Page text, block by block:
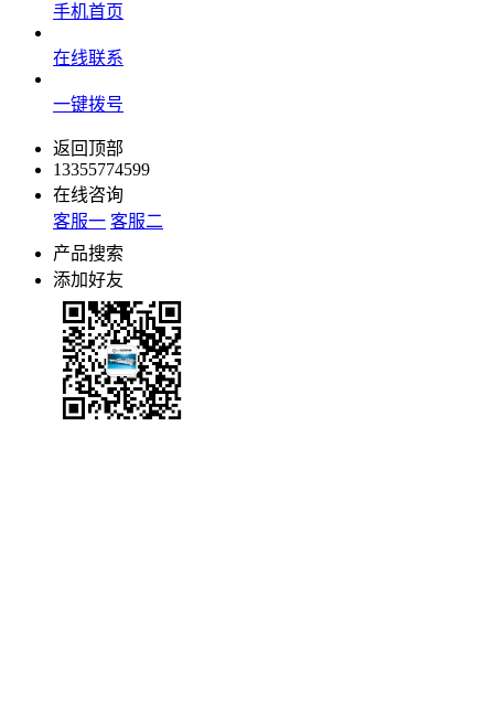
手机首页
在线联系
一键拨号
返回顶部
13355774599
在线咨询
客服一 客服二
产品搜索
添加好友